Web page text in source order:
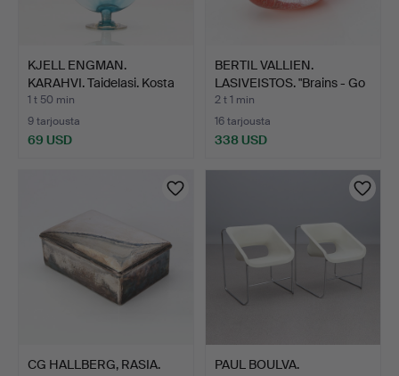
KJELL ENGMAN.
KARAHVI. Taidelasi. Kosta
Bo…
1 t 50 min
9 tarjousta
69 USD
BERTIL VALLIEN.
LASIVEISTOS. "Brains - Go
…
2 t 1 min
16 tarjousta
338 USD
CG HALLBERG, RASIA.
PAUL BOULVA.